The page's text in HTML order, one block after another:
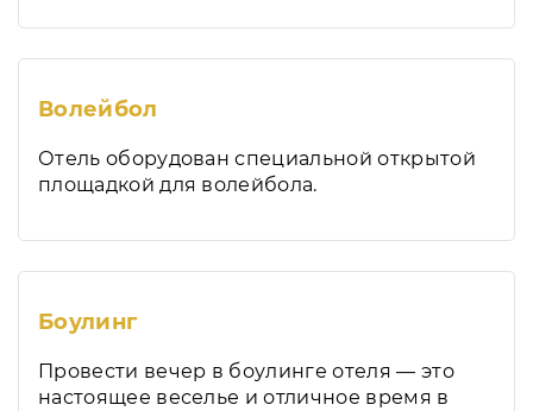
Волейбол
Отель оборудован специальной открытой
площадкой для волейбола.
Боулинг
Провести вечер в боулинге отеля — это
настоящее веселье и отличное время в